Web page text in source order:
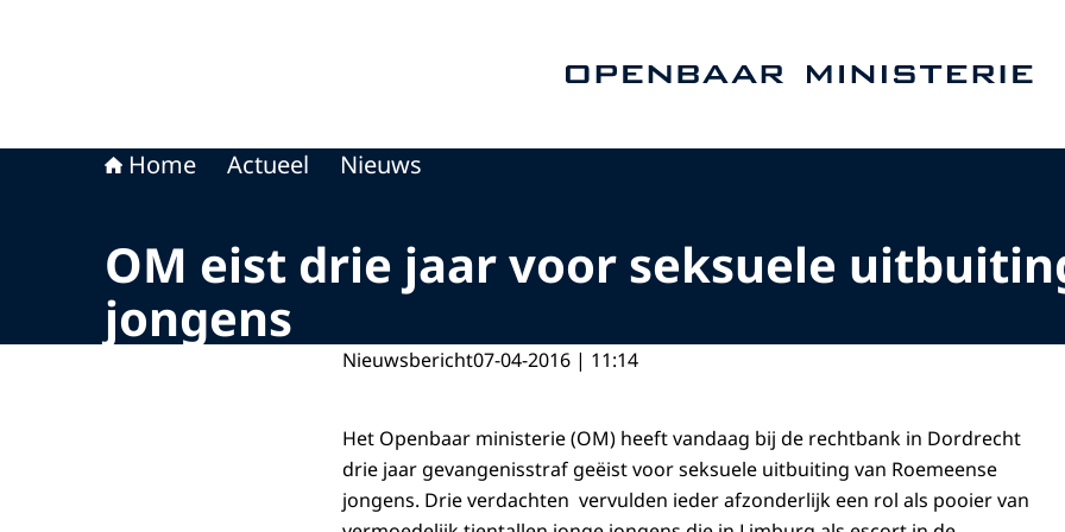
Home Actueel Nieuws
OM eist drie jaar voor seksuele
jongens
Nieuwsbericht07-04-2016 | 11:14
Het Openbaar ministerie (OM) heeft vandaag bij de rechtbank in Dordrecht
drie jaar gevangenisstraf geëist voor seksuele uitbuiting van Roemeense
jongens. Drie verdachten vervulden ieder afzonderlijk een rol als pooier van